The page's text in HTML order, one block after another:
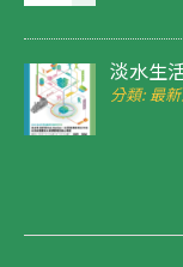
淡水生
分類: 最